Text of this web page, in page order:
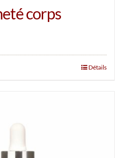
corps
Détails